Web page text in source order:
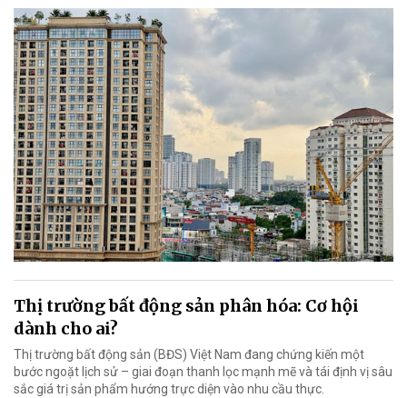
Thị trường bất động sản phân hóa: Cơ hội
dành cho ai?
Thị trường bất động sản (BĐS) Việt Nam đang chứng kiến một
bước ngoặt lịch sử – giai đoạn thanh lọc mạnh mẽ và tái định vị sâu
sắc giá trị sản phẩm hướng trực diện vào nhu cầu thực.